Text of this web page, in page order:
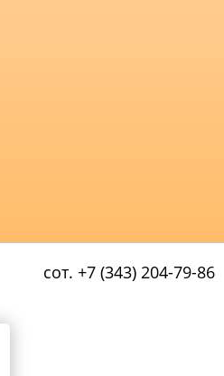
сот. +7 (343) 204-79-86